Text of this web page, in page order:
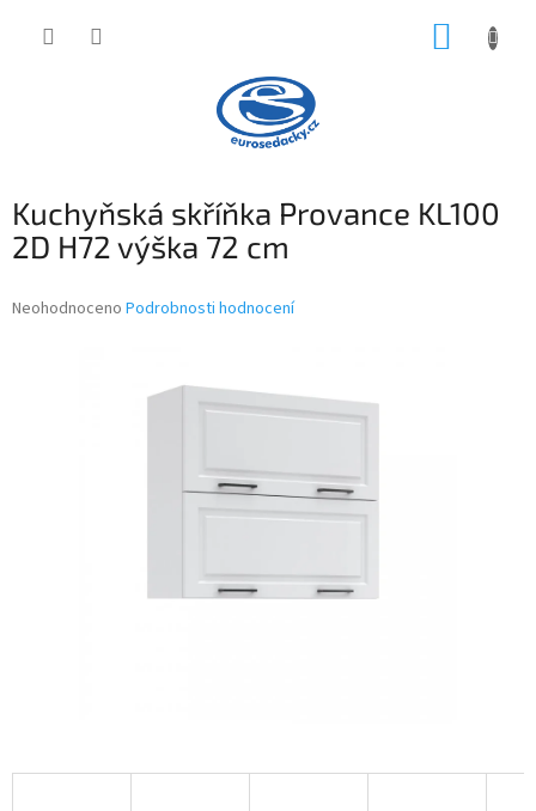
Kuchyňská skříňka Provance KL100
2D H72 výška 72 cm
Průměrné
Neohodnoceno Podrobnosti hodnocení